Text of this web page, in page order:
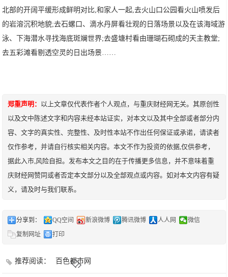
北部的开阔平缓形成鲜明对比,和家人一起,去火山口公园看火山喷发后
的岩溶沉积地貌;去石螺口、滴水丹屏看壮观的日落场景以及在该海域游
泳、下海潜水寻找海底斑斓世界;去盛塘村看由珊瑚石砌成的天主教堂;
去五彩滩看剔透空灵的日出场景……
郑重声明： 以上文章仅代表作者个人观点，与重庆财经网无关。其原创性
以及文中陈述文字和内容未经本站证实，对本文以及其中全部或者部分内
容、文字的真实性、完整性、及时性本站不作出任何保证或承诺，请读者
仅作参考，并请自行核实相关内容。本文不作为投资的依据,仅供参考，
据此入市,风险自担。发布本文之目的在于传播更多信息，并不意味着重
庆财经网赞同或者否定本文部分以及全部观点或内容。如对本文内容有疑
义，请及时与我们联系。
分享到： QQ空间 新浪微博 腾讯微博 人人网
微信
复制网址
打印
推荐阅读： 百色都市网